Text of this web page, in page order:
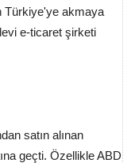
Türkiye'ye akmaya
e-ticaret şirketi
satın alınan
geçti. Özellikle ABD